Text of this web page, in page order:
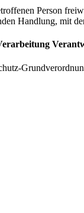
Person
Handlung, mit